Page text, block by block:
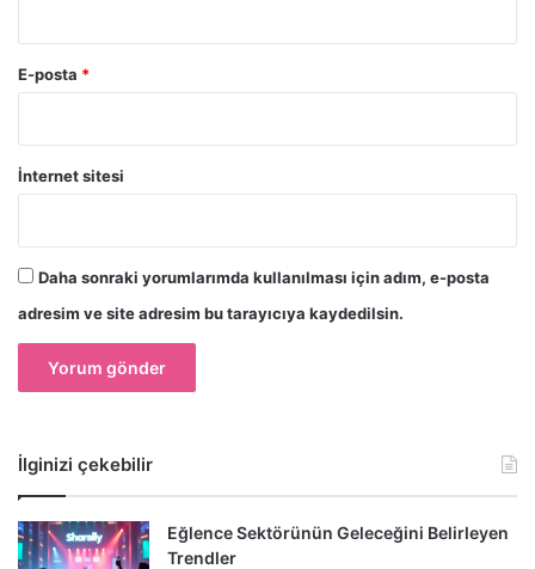
E-posta *
İnternet sitesi
Daha sonraki yorumlarımda kullanılması için adım, e-posta
adresim ve site adresim bu tarayıcıya kaydedilsin.
İlginizi çekebilir
Eğlence Sektörünün Geleceğini Belirleyen
Trendler